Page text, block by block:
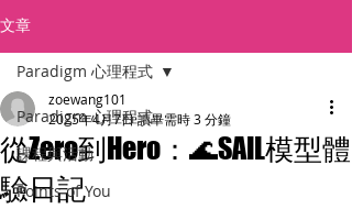
文章
Paradigm 心理程式
課程與活動
Points of You
Paradigm 心理程式
從Zero到Hero：🌊SAIL模型體
驗日記
zoewang101
2025年4月7日讀畢需時 3 分鐘